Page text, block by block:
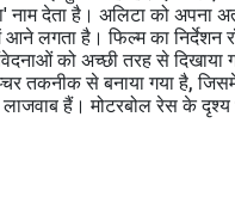
नाम देता है। अलिटा को
है। फिल्म का निर्देशन
को अच्छी तरह से
तकनीक से बनाया गया है,
हैं। मोटरबोल रेस के दृश्य